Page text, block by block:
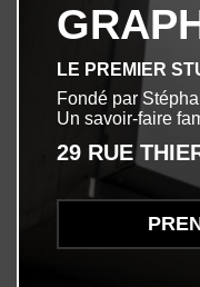
LE PREMIER
Fondé par
Un savoir-faire
29 RUE